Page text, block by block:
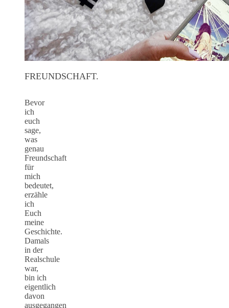
FREUNDSCHAFT.
Bevor
ich
euch
sage,
was
genau
Freundschaft
für
mich
bedeutet,
erzähle
ich
Euch
meine
Geschichte.
Damals
in der
Realschule
war,
bin ich
eigentlich
davon
ausgegangen